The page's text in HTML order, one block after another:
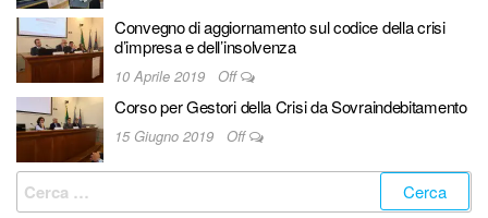
Convegno di aggiornamento sul codice della crisi
d’impresa e dell’insolvenza
10 Aprile 2019 Off
Corso per Gestori della Crisi da Sovraindebitamento
15 Giugno 2019 Off